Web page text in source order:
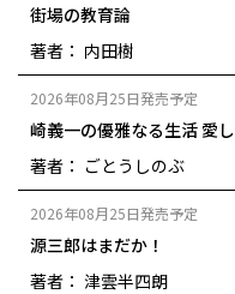
街場の教育論
著者： 内田樹
2026年08月25日発売予定
崎義一の優雅なる生活 愛
著者： ごとうしのぶ
2026年08月25日発売予定
源三郎はまだか！
著者： 津雲半四朗